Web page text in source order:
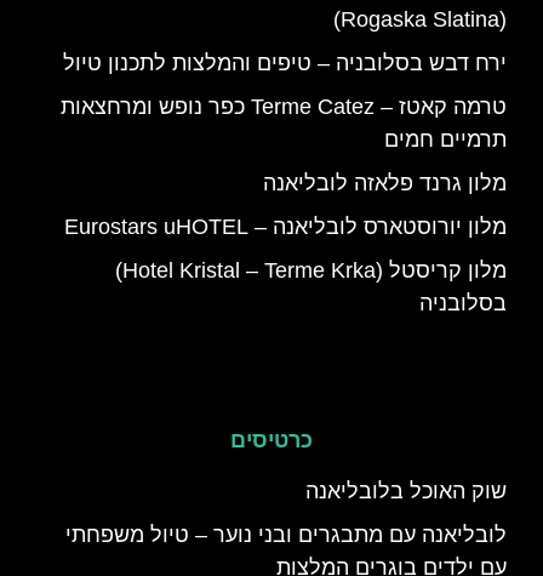
(Rogaska Slatina)
ירח דבש בסלובניה – טיפים והמלצות לתכנון טיול
טרמה קאטז – Terme Catez כפר נופש ומרחצאות
תרמיים חמים
מלון גרנד פלאזה לובליאנה
מלון יורוסטארס לובליאנה – Eurostars uHOTEL
מלון קריסטל (Hotel Kristal – Terme Krka)
בסלובניה
כרטיסים
שוק האוכל בלובליאנה
לובליאנה עם מתבגרים ובני נוער – טיול משפחתי
עם ילדים בוגרים המלצות